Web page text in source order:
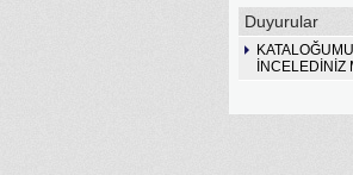
Duyurular
İNCELEDİNİZ